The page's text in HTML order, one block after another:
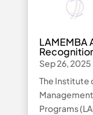
LAMEMBA
Sep 26, 2025
The Institute
Programs